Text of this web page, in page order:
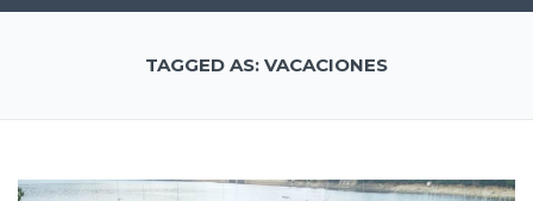
TAGGED AS: VACACIONES